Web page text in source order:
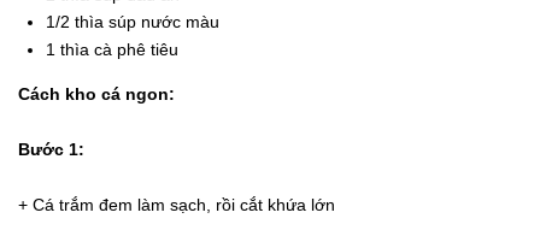
1/2 thìa súp nước màu
1 thìa cà phê tiêu
Cách kho cá ngon:
Bước 1:
+ Cá trắm đem làm sạch, rồi cắt khứa lớn